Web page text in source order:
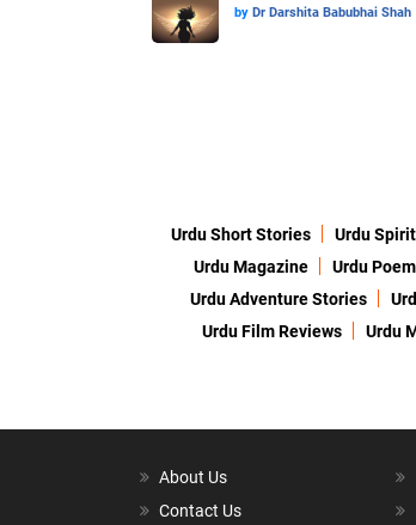
by Dr Darshita Babubhai Shah
Urdu Short Stories Urdu
Urdu Magazine
Urdu
Urdu Adventure Stories
Urdu Film Reviews
Urdu
About Us
Contact Us